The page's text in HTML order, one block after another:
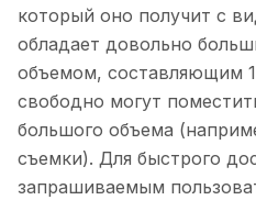
который оно получит с
обладает довольно
объемом, составляющим
свободно могут
большого объема
съемки). Для быстрого
запрашиваемым